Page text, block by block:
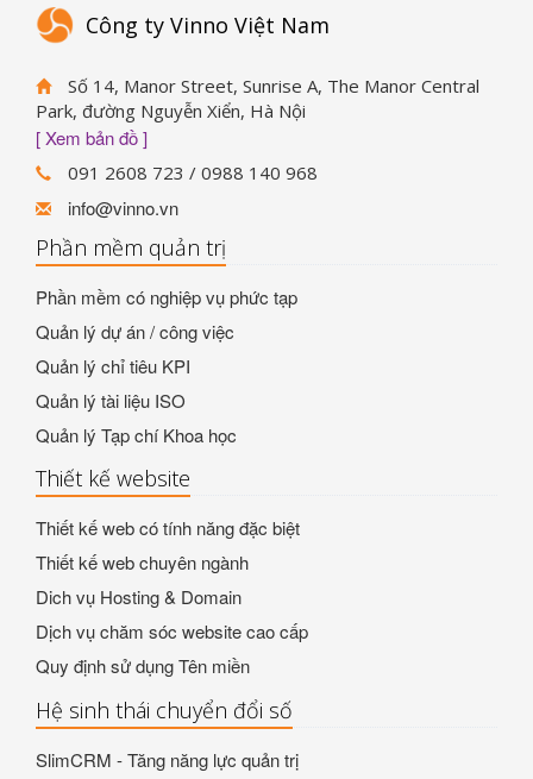
Công ty Vinno Việt Nam
Số 14, Manor Street, Sunrise A, The Manor Central
Park, đường Nguyễn Xiển, Hà Nội
[ Xem bản đồ ]
091 2608 723 / 0988 140 968
info@vinno.vn
Phần mềm quản trị
Phần mềm có nghiệp vụ phức tạp
Quản lý dự án / công việc
Quản lý chỉ tiêu KPI
Quản lý tài liệu ISO
Quản lý Tạp chí Khoa học
Thiết kế website
Thiết kế web có tính năng đặc biệt
Thiết kế web chuyên ngành
Dich vụ Hosting & Domain
Dịch vụ chăm sóc website cao cấp
Quy định sử dụng Tên miền
Hệ sinh thái chuyển đổi số
SlimCRM - Tăng năng lực quản trị